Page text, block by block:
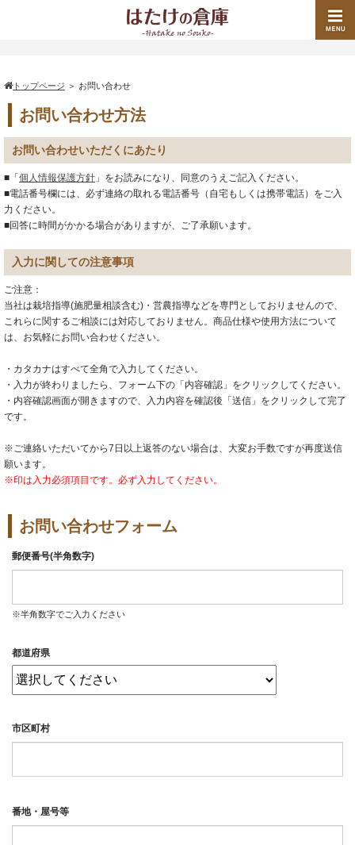
トップページ ＞ お問い合わせ
お問い合わせ方法
お問い合わせいただくにあたり
■「 個人情報保護方針 」をお読みになり、同意のうえご記入ください。
■電話番号欄には、必ず連絡の取れる電話番号（自宅もしくは携帯電話）をご入
力ください。
■回答に時間がかかる場合がありますが、ご了承願います。
入力に関しての注意事項
ご注意：
当社は栽培指導(施肥量相談含む)・営農指導などを専門としておりませんので、
これらに関するご相談には対応しておりません。商品仕様や使用方法について
は、お気軽にお問い合わせください。
・カタカナはすべて全角で入力してください。
・入力が終わりましたら、フォーム下の「内容確認」をクリックしてください。
・内容確認画面が開きますので、入力内容を確認後「送信」をクリックして完了
です。
※ご連絡いただいてから7日以上返答のない場合は、大変お手数ですが再度送信
願います。
※印は入力必須項目です。必ず入力してください。
お問い合わせフォーム
郵便番号(半角数字)
※半角数字でご入力ください
都道府県
市区町村
番地・屋号等